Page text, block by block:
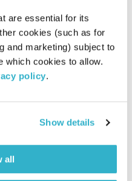
are essential for its
cookies (such as for
and marketing) subject to
which cookies to allow.
policy.
Show details
all
משה להב
השעה המיוחדת
אסי זיגדון
10.05.18
00:55:52
אודיו